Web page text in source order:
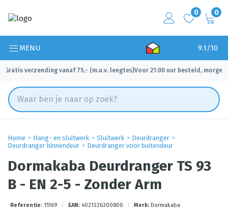
0 0
MENU 9.1/10
Gratis verzending vanaf 75,- (m.u.v. lengtes)
✓ Voor 21:00 uur besteld, morgen
Home Hang- en sluitwerk Sluitwerk
Deurdranger
Deurdranger binnendeur
Deurdranger voor buitendeur
Dormakaba Deurdranger TS 93
B - EN 2-5 - Zonder Arm
Referentie: 15169 EAN: 4021226300800 Merk: Dormakaba